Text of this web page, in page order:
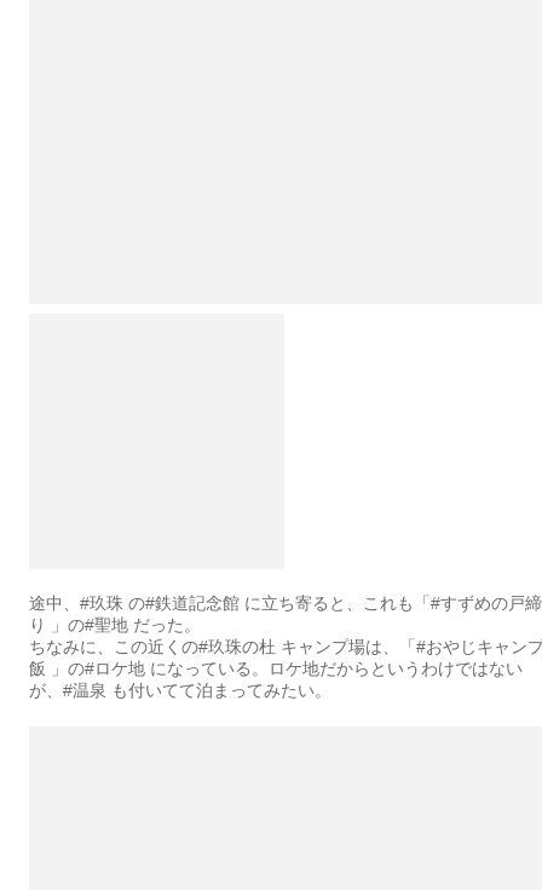
途中、#玖珠 の#鉄道記念館 に立ち寄ると、これも「#すずめの戸締
り 」の#聖地 だった。
ちなみに、この近くの#玖珠の杜 キャンプ場は、「#おやじキャン
飯 」の#ロケ地 になっている。ロケ地だからというわけではない
が、#温泉 も付いてて泊まってみたい。